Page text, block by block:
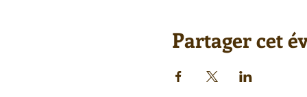
Partager cet